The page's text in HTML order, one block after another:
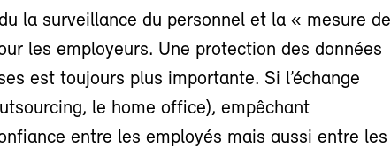
la surveillance du personnel et la « mesure de
les employeurs. Une protection des données
est toujours plus importante. Si l’échange
le home office), empêchant
entre les employés mais aussi entre les